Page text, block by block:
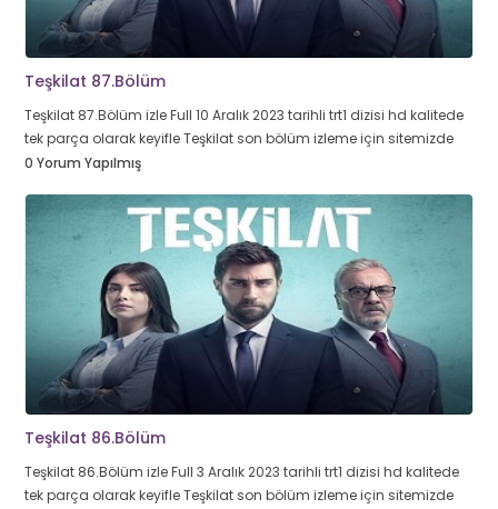
Teşkilat 87.Bölüm
Teşkilat 87.Bölüm izle Full 10 Aralık 2023 tarihli trt1 dizisi hd kalitede
tek parça olarak keyifle Teşkilat son bölüm izleme için sitemizde
0 Yorum Yapılmış
Teşkilat 86.Bölüm
Teşkilat 86.Bölüm izle Full 3 Aralık 2023 tarihli trt1 dizisi hd kalitede
tek parça olarak keyifle Teşkilat son bölüm izleme için sitemizde